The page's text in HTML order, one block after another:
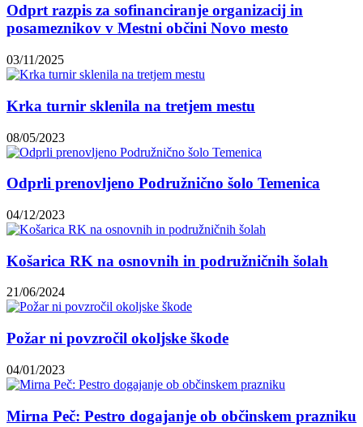
Odprt razpis za sofinanciranje organizacij in
posameznikov v Mestni občini Novo mesto
03/11/2025
Krka turnir sklenila na tretjem mestu
08/05/2023
Odprli prenovljeno Podružnično šolo Temenica
04/12/2023
Košarica RK na osnovnih in podružničnih šolah
21/06/2024
Požar ni povzročil okoljske škode
04/01/2023
Mirna Peč: Pestro dogajanje ob občinskem prazniku